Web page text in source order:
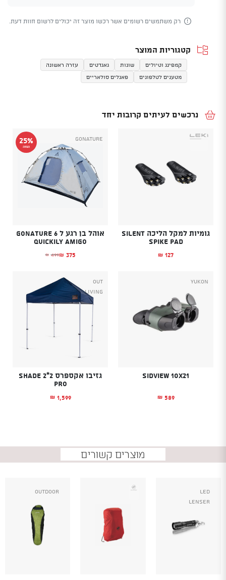
רק משתמשים רשומים אשר רכשו מוצר זה יכולים לרשום חוות דעת.
קטגוריות המוצר
קמפינג וטיולים שונות גאגדטים
עזרה ראשונה
מטענים לטלפונים
פאנלים סולאריים
נרכשים לעיתים קרובות יחד
גומיות למקל הליכה Silent
Spike Pad
₪ 127
25%
הנחה
GoNature
אוהל בן רגע ל 6 GONATURE
QUICKILY AMIGO
₪ 499
המחיר המקורי היה: ₪499.₪ 375 המחיר הנוכחי הוא: ₪375.
YUKON
Sidview 10X21
₪ 589
OUT
LIVING
גזיבו אקספרס 2*2 SHADE
PRO
₪ 1,599
מוצרים קשורים
Led
Lenser
Outdoor